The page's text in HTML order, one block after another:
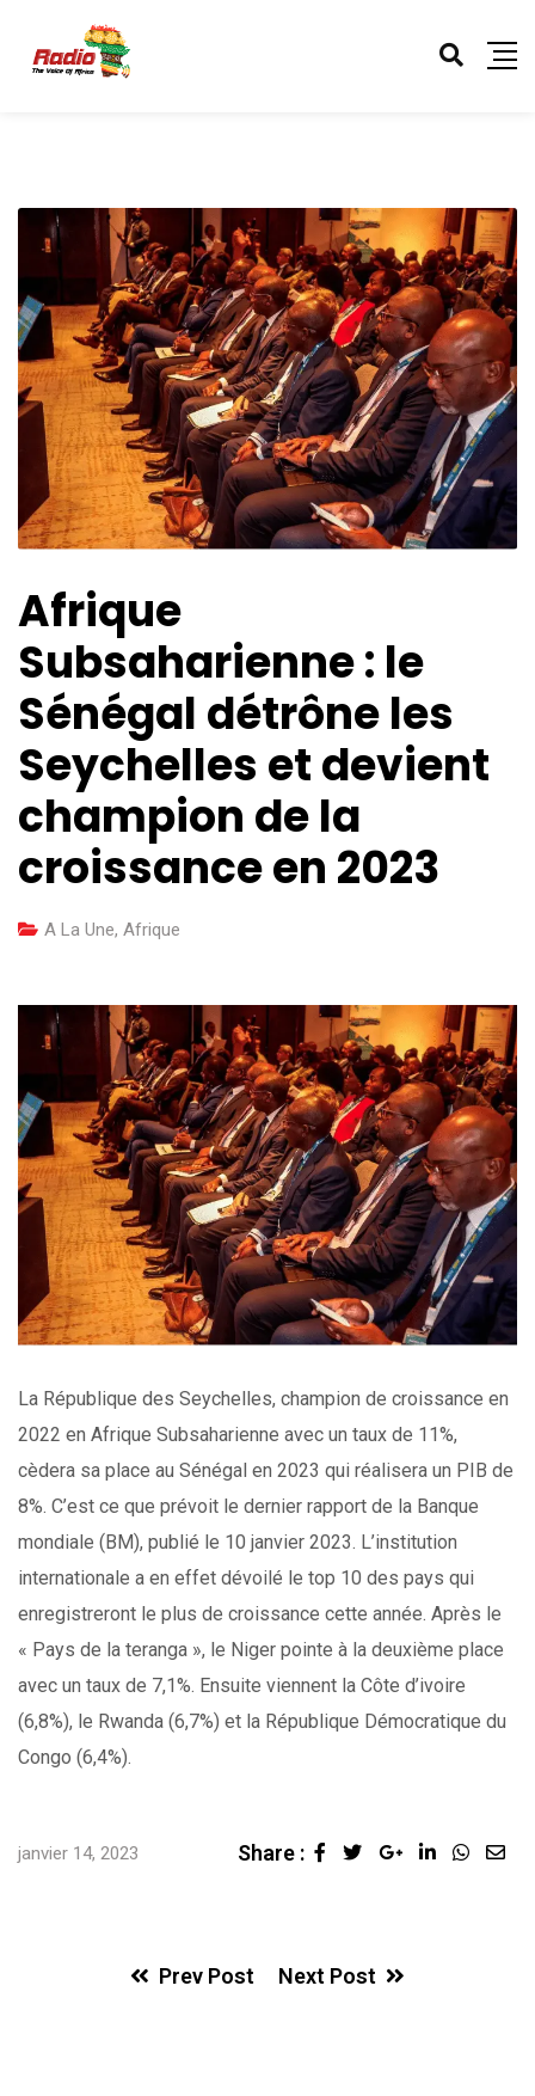
Afrique
Subsaharienne : le
Sénégal détrône les
Seychelles et devient
champion de la
croissance en 2023
A La Une, Afrique
La République des Seychelles, champion de croissance en
2022 en Afrique Subsaharienne avec un taux de 11%,
cèdera sa place au Sénégal en 2023 qui réalisera un PIB de
8%. C’est ce que prévoit le dernier rapport de la Banque
mondiale (BM), publié le 10 janvier 2023. L’institution
internationale a en effet dévoilé le top 10 des pays qui
enregistreront le plus de croissance cette année. Après le
« Pays de la teranga », le Niger pointe à la deuxième place
avec un taux de 7,1%. Ensuite viennent la Côte d’ivoire
(6,8%), le Rwanda (6,7%) et la République Démocratique du
Congo (6,4%).
janvier 14, 2023 Share : Google+LinkedIn
Prev Post Next Post